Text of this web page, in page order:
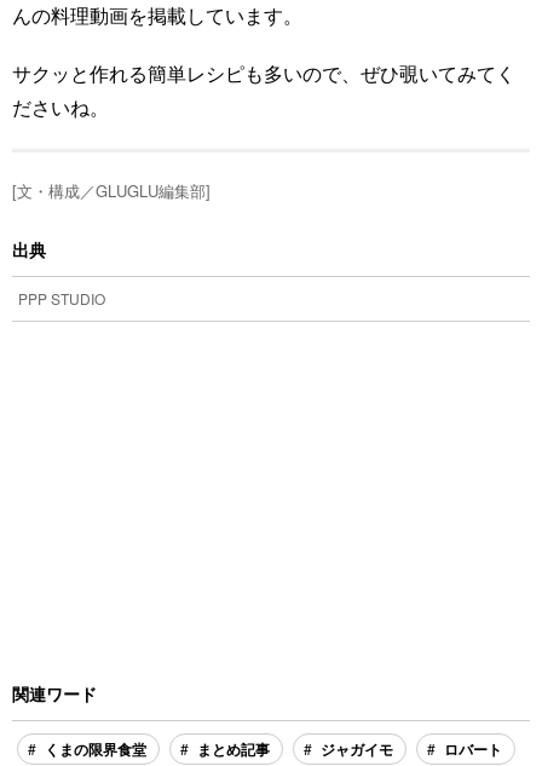
んの料理動画を掲載しています。
サクッと作れる簡単レシピも多いので、ぜひ覗いてみてく
ださいね。
[文・構成／GLUGLU編集部]
出典
PPP STUDIO
関連ワード
くまの限界食堂 まとめ記事 ジャガイモ
ロバート